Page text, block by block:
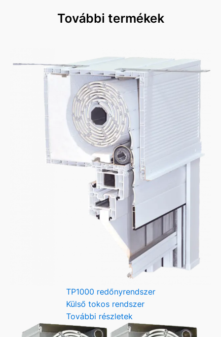
További termékek
TP1000 redőnyrendszer
Külső tokos rendszer
További részletek